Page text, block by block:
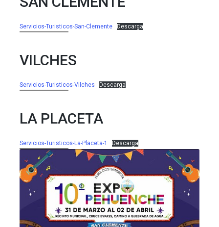
Servicios-Turisticos-San-Clemente Descarga
VILCHES
Servicios-Turisticos-Vilches Descarga
LA PLACETA
Servicios-Turisticos-La-Placeta-1 Descarga